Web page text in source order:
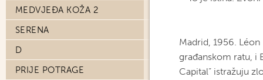
MEDVJEĐA KOŽA 2
SERENA
D
PRIJE POTRAGE
Madrid, 1956.
građanskom ratu, i
Capital” istražuju